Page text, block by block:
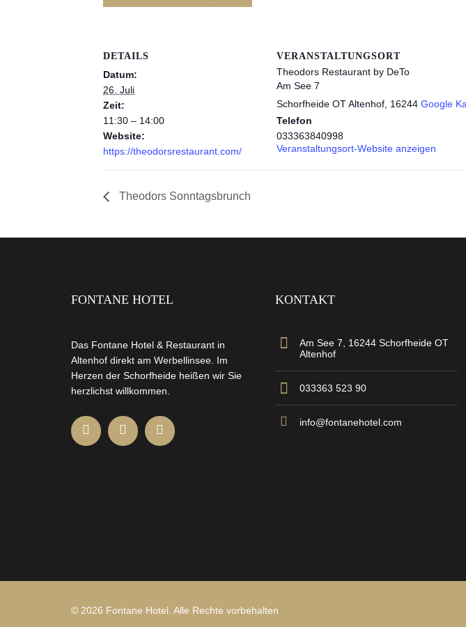
DETAILS
Datum:
26. Juli
Zeit:
11:30 – 14:00
Website:
https://theodorsrestaurant.com/
VERANSTALTUNGSORT
Theodors Restaurant by DeTo
Am See 7
Schorfheide OT Altenhof 16244 Google
Telefon
033363840998
Veranstaltungsort-Website anzeigen
Theodors Sonntagsbrunch
FONTANE HOTEL
Das Fontane Hotel & Restaurant in
Altenhof direkt am Werbellinsee. Im
Herzen der Schorfheide heißen wir Sie
herzlichst willkommen.
KONTAKT
Am See 7, 16244 Schorfheide OT
Altenhof
033363 523 90
info@fontanehotel.com
© 2026 Fontane Hotel. Alle Rechte vorbehalten